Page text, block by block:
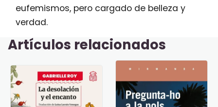
eufemismos, pero cargado de belleza y
verdad.
Artículos relacionados